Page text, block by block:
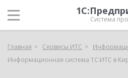
Система
Главная Сервисы ИТС
Информационная система 1С:ИТС в